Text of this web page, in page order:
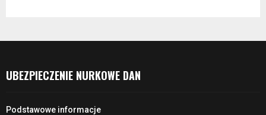
UBEZPIECZENIE NURKOWE DAN
Podstawowe informacje